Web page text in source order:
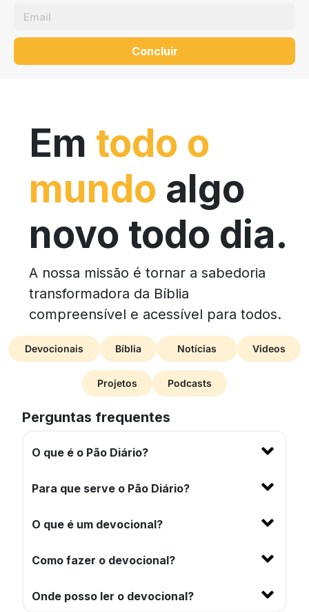
Concluir
Em todo o
mundo algo
novo todo dia.
A nossa missão é tornar a sabedoria
transformadora da Bíblia
compreensível e acessível para todos.
Devocionais Bíblia Notícias Videos
Projetos Podcasts
Perguntas frequentes
O que é o Pão Diário?
Para que serve o Pão Diário?
O que é um devocional?
Como fazer o devocional?
Onde posso ler o devocional?